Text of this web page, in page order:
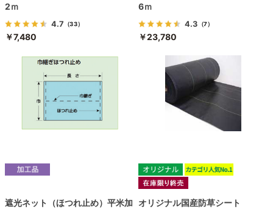
2ｍ
4.7 （33）
￥7,480
6ｍ
4.3 （7）
￥23,780
遮光ネット（ほつれ止め）平米加 オリジナル国産防草シート